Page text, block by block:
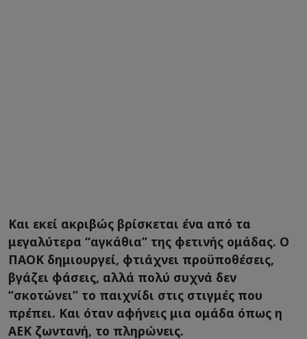
Και εκεί ακριβώς βρίσκεται ένα από τα
μεγαλύτερα “αγκάθια” της φετινής ομάδας. Ο
ΠΑΟΚ δημιουργεί, φτιάχνει προϋποθέσεις,
βγάζει φάσεις, αλλά πολύ συχνά δεν
“σκοτώνει” το παιχνίδι στις στιγμές που
πρέπει. Και όταν αφήνεις μια ομάδα όπως η
ΑΕΚ ζωντανή, το πληρώνεις.